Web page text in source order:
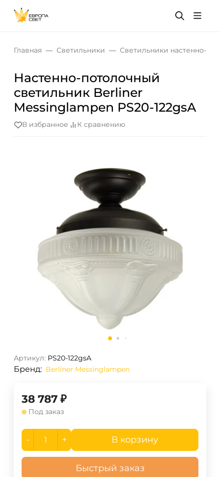
Главная Светильники Светильники настенно-
Настенно-потолочный
светильник Berliner
Messinglampen PS20-122gsA
В избранное К сравнению
Артикул: PS20-122gsA
Бренд: Berliner Messinglampen
38 787 ₽
Под заказ
- + В корзину
Быстрый заказ